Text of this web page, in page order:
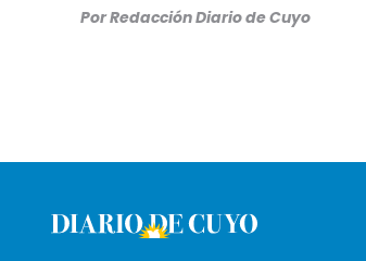
PorRedacción Diario de Cuyo